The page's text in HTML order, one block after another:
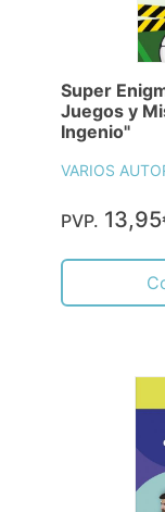
Super
Juegos y
Ingenio"
VARIOS
PVP.